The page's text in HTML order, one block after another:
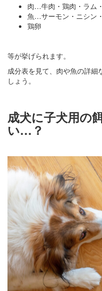
肉…牛肉・鶏肉・ラム
魚…サーモン・ニシン
鶏卵
等が挙げられます。
成分表を見て、肉や魚の詳細
しょう。
成犬に子犬用の
い…？